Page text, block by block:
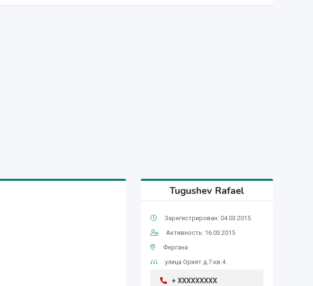
Tugushev Rafael
Зарегистрирован: 04.03.2015
Активность: 16.03.2015
Фергана
улица Орият д.7.кв.4.
+ XXXXXXXXX